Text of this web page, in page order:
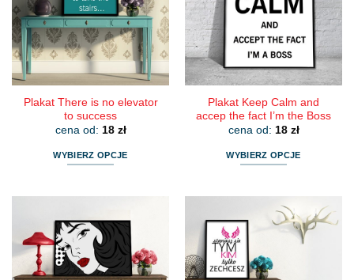
można
wybrać
na
stronie
produktu
można
wybrać
na
stronie
produktu
Plakat There is no elevator
to success
cena od: 18 zł
WYBIERZ OPCJE
wiele
wariantów.
Opcje
można
Plakat Keep Calm and
accep the fact I’m the Boss
cena od: 18 zł
WYBIERZ OPCJE
wiele
wariantów.
Opcje
można